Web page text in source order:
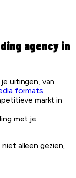
agency in
je uitingen, van
formats
markt in
met je
alleen gezien,